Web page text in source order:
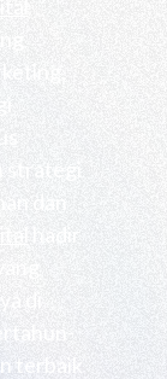
dan
hadir
di
terbaik